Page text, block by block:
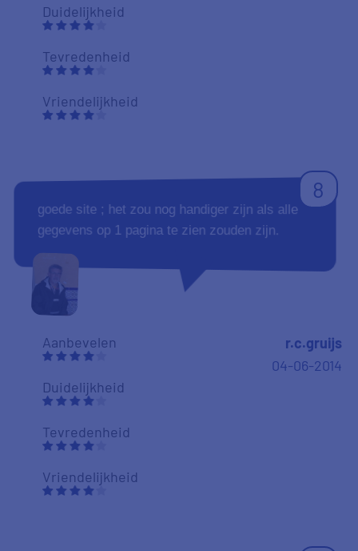
Duidelijkheid
Tevredenheid
Vriendelijkheid
8
goede site ; het zou nog handiger zijn als alle
gegevens op 1 pagina te zien zouden zijn.
Aanbevelen
Duidelijkheid
Tevredenheid
Vriendelijkheid
r.c.gruijs
04-06-2014